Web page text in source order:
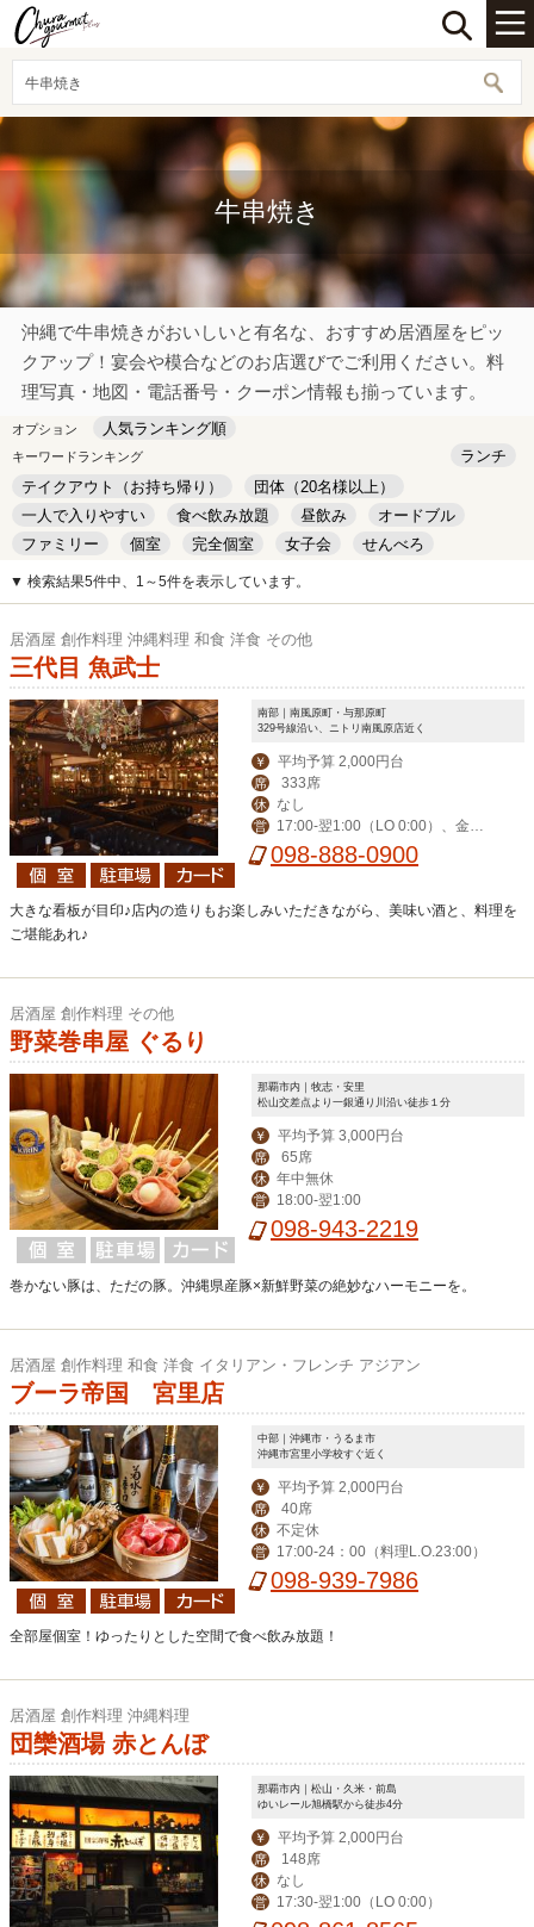
牛串焼き
牛串焼き
沖縄で牛串焼きがおいしいと有名な、おすすめ居酒屋をピッ
クアップ！宴会や模合などのお店選びでご利用ください。料
理写真・地図・電話番号・クーポン情報も揃っています。
オプション 人気ランキング順
キーワードランキング
ランチ
テイクアウト（お持ち帰り）
団体（20名様以上）
一人で入りやすい
食べ飲み放題 昼飲み
オードブル
ファミリー
個室 完全個室 女子会
せんべろ
キッズルーム
安い デート
▼ 検索結果5件中、1～5件を表示しています。
居酒屋 創作料理 沖縄料理 和食 洋食 その他
三代目 魚武士
南部｜南風原町・与那原町
329号線沿い、ニトリ南風原店近く
￥ 平均予算 2,000円台
席 333席
休 なし
営
17:00-翌1:00（LO 0:00）、金土
祝前17:00-翌2:00（LO 翌1:00）
098-888-0900
大きな看板が目印♪店内の造りもお楽しみいただきながら、美味い酒と、料理を
ご堪能あれ♪
居酒屋 創作料理 その他
野菜巻串屋 ぐるり
那覇市内｜牧志・安里
松山交差点より一銀通り川沿い徒歩１分
￥ 平均予算 3,000円台
席 65席
休 年中無休
営 18:00-翌1:00
098-943-2219
巻かない豚は、ただの豚。沖縄県産豚×新鮮野菜の絶妙なハーモニーを。
居酒屋 創作料理 和食 洋食 イタリアン・フレンチ アジアン
ブーラ帝国 宮里店
中部｜沖縄市・うるま市
沖縄市宮里小学校すぐ近く
￥ 平均予算 2,000円台
席 40席
休 不定休
営 17:00-24：00（料理L.O.23:00）
098-939-7986
全部屋個室！ゆったりとした空間で食べ飲み放題！
居酒屋 創作料理 沖縄料理
団欒酒場 赤とんぼ
那覇市内｜松山・久米・前島
ゆいレール旭橋駅から徒歩4分
￥ 平均予算 2,000円台
席 148席
休 なし
営 17:30-翌1:00（LO 0:00）